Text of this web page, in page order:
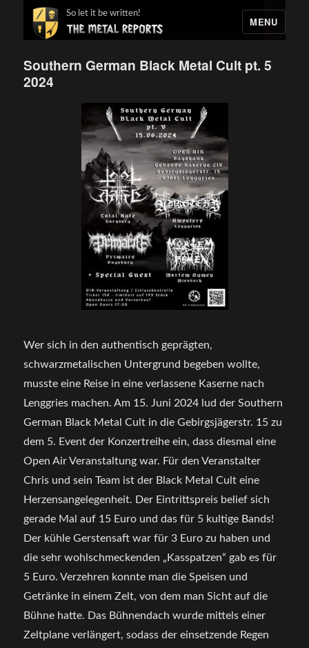
MENU
So let it be written!
Southern German Black Metal Cult pt. 5
2024
Wer sich in den authentisch geprägten,
schwarzmetalischen Untergrund begeben wollte,
musste eine Reise in eine verlassene Kaserne nach
Lenggries machen. Am 15. Juni 2024 lud der Southern
German Black Metal Cult in die Gebirgsjägerstr. 15 zu
dem 5. Event der Konzertreihe ein, dass diesmal eine
Open Air Veranstaltung war. Für den Veranstalter
Chris und sein Team ist der Black Metal Cult eine
Herzensangelegenheit. Der Eintrittspreis belief sich
gerade Mal auf 15 Euro und das für 5 kultige Bands!
Der kühle Gerstensaft war für 3 Euro zu haben und
die sehr wohlschmeckenden „Kasspatzen“ gab es für
5 Euro. Verzehren konnte man die Speisen und
Getränke in einem Zelt, von dem man Sicht auf die
Bühne hatte. Das Bühnendach wurde mittels einer
Zeltplane verlängert, sodass der einsetzende Regen